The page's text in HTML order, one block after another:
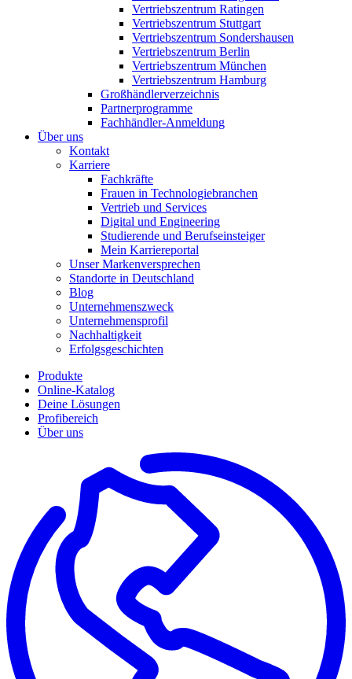
Vertriebszentrum Ratingen
Vertriebszentrum Stuttgart
Vertriebszentrum Sondershausen
Vertriebszentrum Berlin
Vertriebszentrum München
Vertriebszentrum Hamburg
Großhändlerverzeichnis
Partnerprogramme
Fachhändler-Anmeldung
Über uns
Kontakt
Karriere
Fachkräfte
Frauen in Technologiebranchen
Vertrieb und Services
Digital und Engineering
Studierende und Berufseinsteiger
Mein Karriereportal
Unser Markenversprechen
Standorte in Deutschland
Blog
Unternehmenszweck
Unternehmensprofil
Nachhaltigkeit
Erfolgsgeschichten
Produkte
Online-Katalog
Deine Lösungen
Profibereich
Über uns